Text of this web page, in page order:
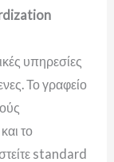
υπηρεσίες
Το γραφείο
το
standard